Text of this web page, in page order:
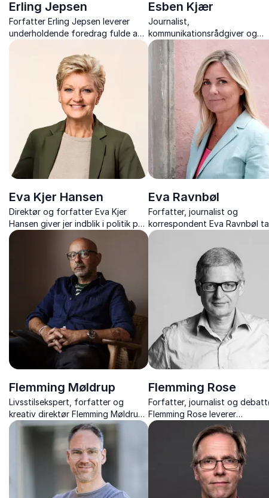
Erling Jepsen
Forfatter Erling Jepsen leverer
underholdende foredrag fulde af
tragikomiske fortællinger og
indsigter fra sit anerkendte
forfatterskab.
Esben Kjær
Journalist,
kommunikationsrådgiver og
forfatter, giver nye
på livet, døden og arbejdslivet
Eva Kjer Hansen
Direktør og forfatter Eva Kjer
Hansen giver jer indblik i politik på
alle niveauer – fra Christiansborg
til EU – med skarpe analyser og
Eva Ravnbøl
Forfatter, journalist og
korrespondent Eva Ravnbøl
jer med bag facaden i Italien –
kultur og mad til politik,
Flemming Møldrup
Livsstilsekspert, forfatter og
kreativ direktør Flemming Møldrup
giver indblik i kommunikation,
purpose og livet i forandring –
fortalt med varme og skarphed.
Flemming Rose
Forfatter, journalist og
Flemming Rose leverer
tankevækkende foredrag om
ytringsfrihed, Muhammed-
og Europas politiske